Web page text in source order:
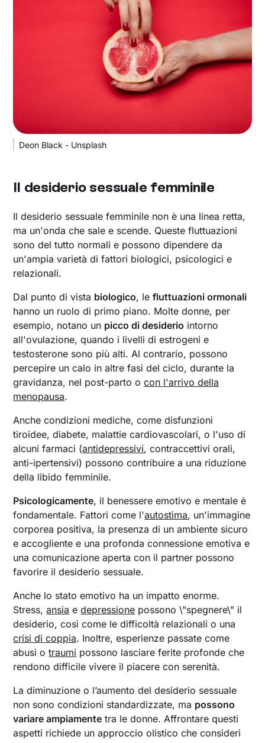
Deon Black - Unsplash
Il desiderio sessuale femminile
Il desiderio sessuale femminile non è una linea retta,
ma un'onda che sale e scende. Queste fluttuazioni
sono del tutto normali e possono dipendere da
un'ampia varietà di fattori biologici, psicologici e
relazionali.
Dal punto di vista biologico, lefluttuazioni ormonali
hanno un ruolo di primo piano. Molte donne, per
esempio, notano un picco di desiderio intorno
all'ovulazione, quando i livelli di estrogeni e
testosterone sono più alti. Al contrario, possono
percepire un calo in altre fasi del ciclo, durante la
gravidanza, nel post-parto ocon l'arrivo della
menopausa.
Anche condizioni mediche, come disfunzioni
tiroidee, diabete, malattie cardiovascolari, o l'uso di
alcuni farmaci (antidepressivi, contraccettivi orali,
anti-ipertensivi) possono contribuire a una riduzione
della libido femminile.
Psicologicamente, il benessere emotivo e mentale è
fondamentale. Fattori come l'autostima, un'immagine
corporea positiva, la presenza di un ambiente sicuro
e accogliente e una profonda connessione emotiva e
una comunicazione aperta con il partner possono
favorire il desiderio sessuale.
Anche lo stato emotivo ha un impatto enorme.
Stress,ansia edepressione possono \"spegnere\" il
desiderio, così come le difficoltà relazionali o una
crisi di coppia. Inoltre, esperienze passate come
abusi otraumi possono lasciare ferite profonde che
rendono difficile vivere il piacere con serenità.
La diminuzione o l’aumento del desiderio sessuale
non sono condizioni standardizzate, ma possono
variare ampiamente tra le donne. Affrontare questi
aspetti richiede un approccio olistico che consideri